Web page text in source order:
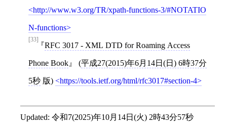
http://www.w3.org/TR/xpath-functions-3/#NOTATIO
N-functions
[33]
RFC 3017 - XML DTD for Roaming Access
Phone Book (平成27(2015)年6月14日(日) 6時37分
5秒 版) https://tools.ietf.org/html/rfc3017#section-4
Updated: 令和7(2025)年10月14日(火) 2時43分57秒